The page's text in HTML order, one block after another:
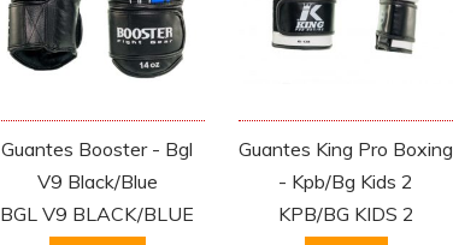
Guantes Booster - Bgl
V9 Black/Blue
BGL V9 BLACK/BLUE
Guantes King Pro Boxing
- Kpb/Bg Kids 2
KPB/BG KIDS 2